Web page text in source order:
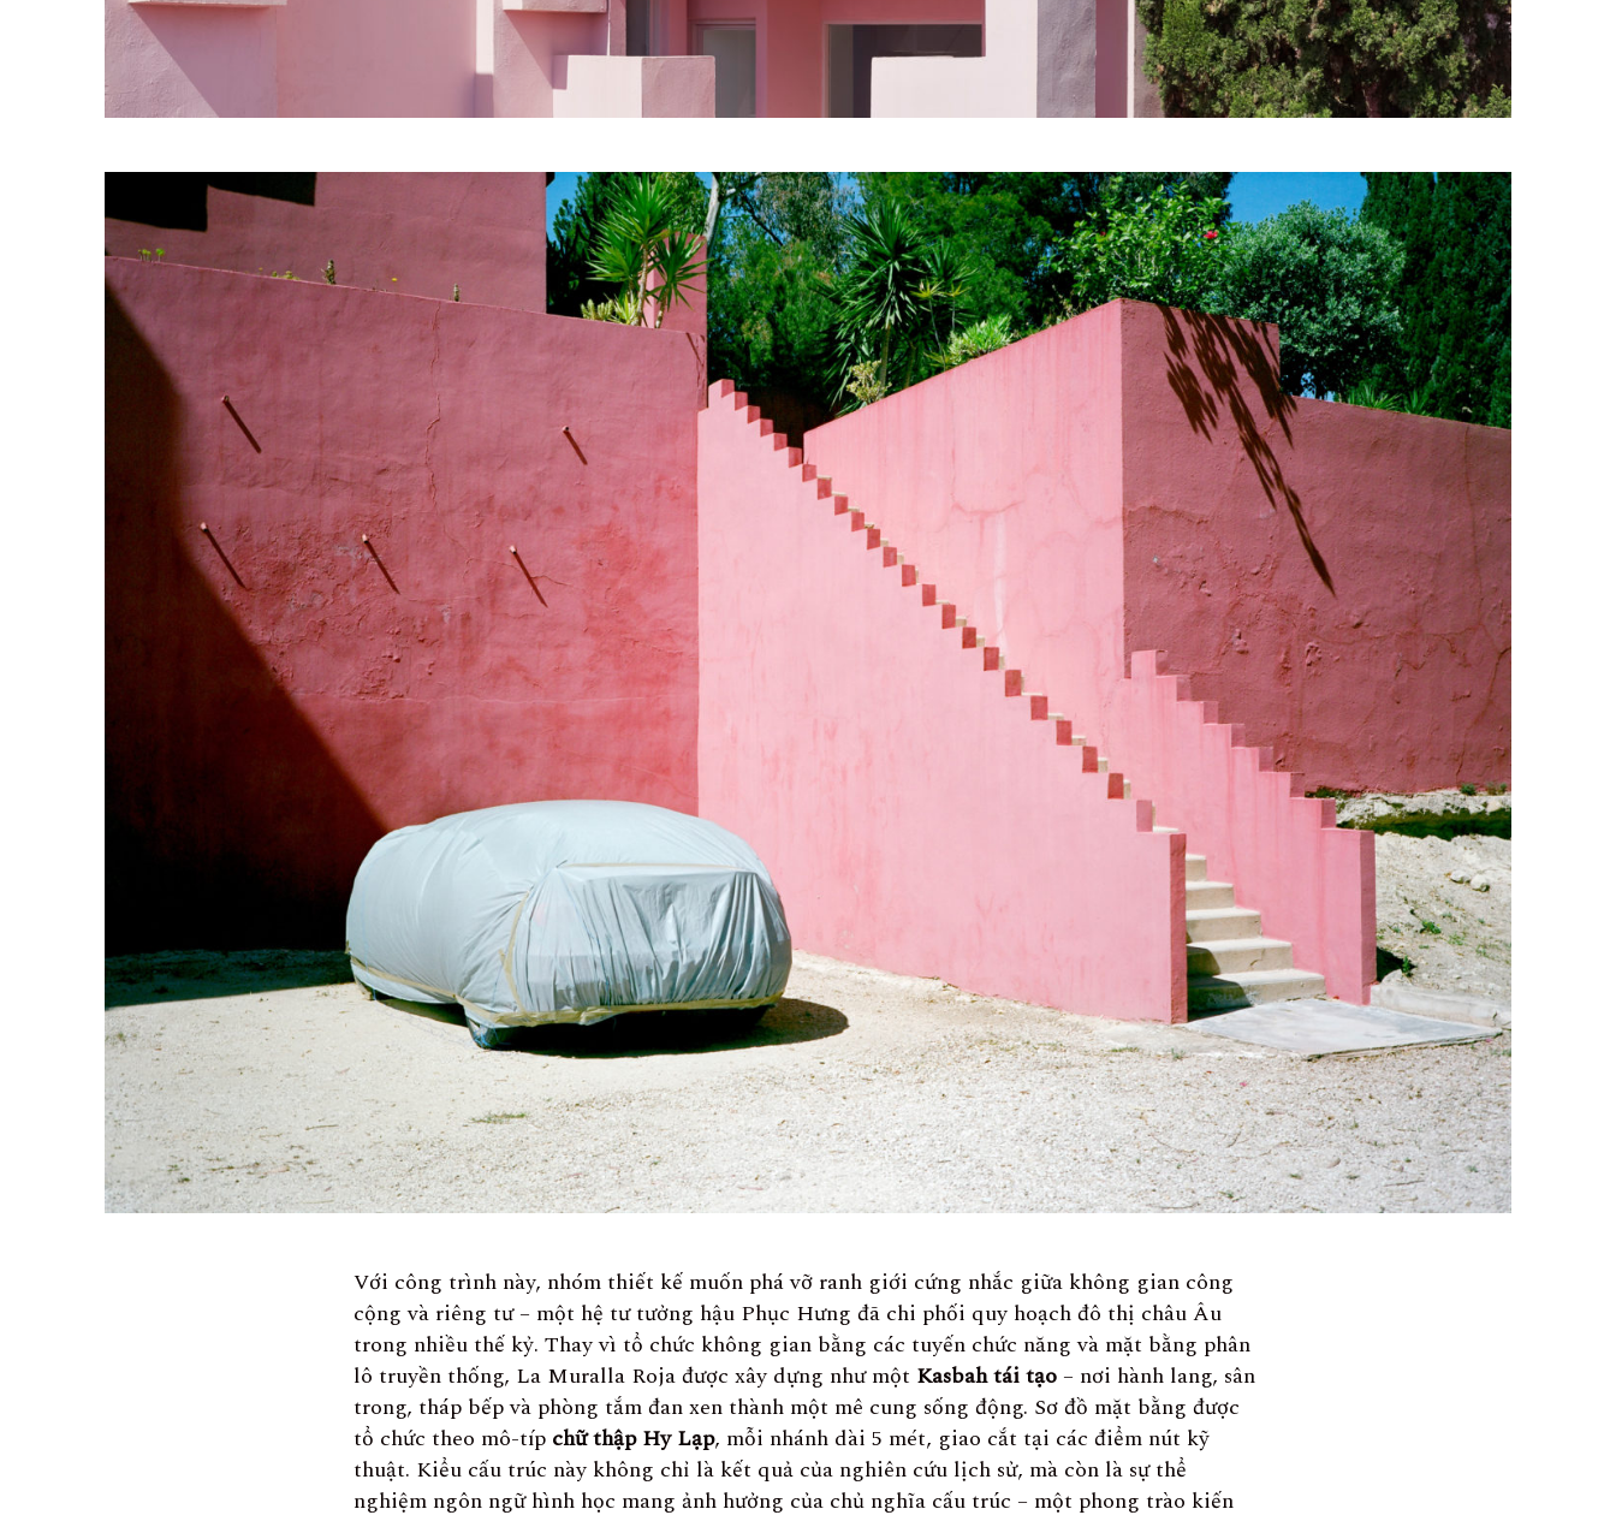
Với công trình này, nhóm thiết kế muốn phá vỡ ranh giới cứng nhắc giữa không gian công
cộng và riêng tư – một hệ tư tưởng hậu Phục Hưng đã chi phối quy hoạch đô thị châu Âu
trong nhiều thế kỷ. Thay vì tổ chức không gian bằng các tuyến chức năng và mặt bằng phân
lô truyền thống, La Muralla Roja được xây dựng như một Kasbah tái tạo– nơi hành lang, sân
trong, tháp bếp và phòng tắm đan xen thành một mê cung sống động. Sơ đồ mặt bằng được
tổ chức theo mô-típ chữ thập Hy Lạp, mỗi nhánh dài 5 mét, giao cắt tại các điểm nút kỹ
thuật. Kiểu cấu trúc này không chỉ là kết quả của nghiên cứu lịch sử, mà còn là sự thể
nghiệm ngôn ngữ hình học mang ảnh hưởng của chủ nghĩa cấu trúc – một phong trào kiến